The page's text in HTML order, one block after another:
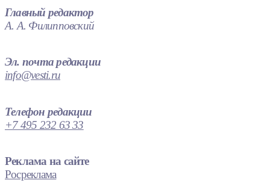
Главный редактор
А. А. Филипповский
Эл. почта редакции
info@vesti.ru
Телефон редакции
+7 495 232 63 33
Реклама на сайте
Росреклама